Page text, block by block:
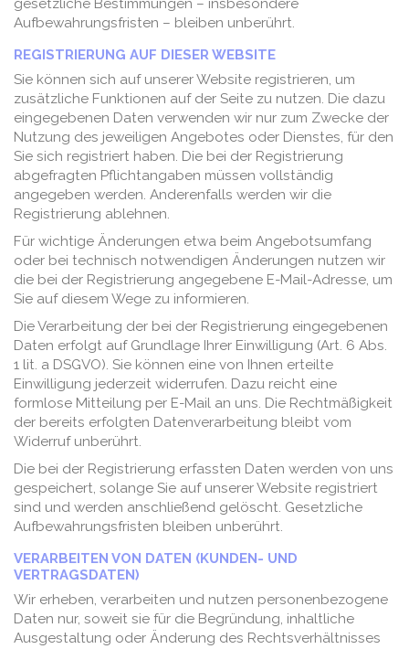
gesetzliche Bestimmungen – insbesondere
Aufbewahrungsfristen – bleiben unberührt.
REGISTRIERUNG AUF DIESER WEBSITE
Sie können sich auf unserer Website registrieren, um
zusätzliche Funktionen auf der Seite zu nutzen. Die dazu
eingegebenen Daten verwenden wir nur zum Zwecke der
Nutzung des jeweiligen Angebotes oder Dienstes, für den
Sie sich registriert haben. Die bei der Registrierung
abgefragten Pflichtangaben müssen vollständig
angegeben werden. Anderenfalls werden wir die
Registrierung ablehnen.
Für wichtige Änderungen etwa beim Angebotsumfang
oder bei technisch notwendigen Änderungen nutzen wir
die bei der Registrierung angegebene E-Mail-Adresse, um
Sie auf diesem Wege zu informieren.
Die Verarbeitung der bei der Registrierung eingegebenen
Daten erfolgt auf Grundlage Ihrer Einwilligung (Art. 6 Abs.
1 lit. a DSGVO). Sie können eine von Ihnen erteilte
Einwilligung jederzeit widerrufen. Dazu reicht eine
formlose Mitteilung per E-Mail an uns. Die Rechtmäßigkeit
der bereits erfolgten Datenverarbeitung bleibt vom
Widerruf unberührt.
Die bei der Registrierung erfassten Daten werden von uns
gespeichert, solange Sie auf unserer Website registriert
sind und werden anschließend gelöscht. Gesetzliche
Aufbewahrungsfristen bleiben unberührt.
VERARBEITEN VON DATEN (KUNDEN- UND
VERTRAGSDATEN)
Wir erheben, verarbeiten und nutzen personenbezogene
Daten nur, soweit sie für die Begründung, inhaltliche
Ausgestaltung oder Änderung des Rechtsverhältnisses